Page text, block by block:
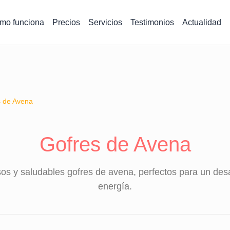
funciona Precios Servicios Testimonios Actualidad
de Avena
Gofres de Avena
y saludables gofres de avena, perfectos para un
energía.